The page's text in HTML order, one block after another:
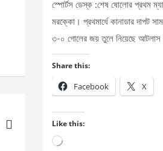
স্পোর্টস ডেস্ক :শেষ ষোলোর প্রথম
মরক্কো। প্রথমার্ধে কানাডার দাপট
৩-০ গোলের জয় তুলে নিয়েছে আটলাস
Share this:
Facebook X
Like this:
Loading…